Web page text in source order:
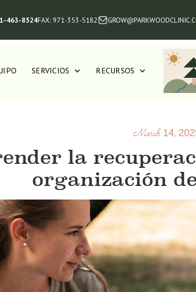
463-8524FAX: 971-353-5182
SERVICIOS RECURSOS
March 14,
la
organización